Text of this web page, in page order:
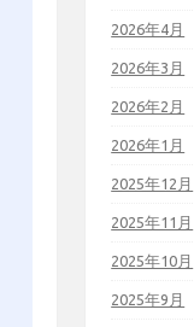
2026年4月
2026年3月
2026年2月
2026年1月
2025年12月
2025年11月
2025年10月
2025年9月